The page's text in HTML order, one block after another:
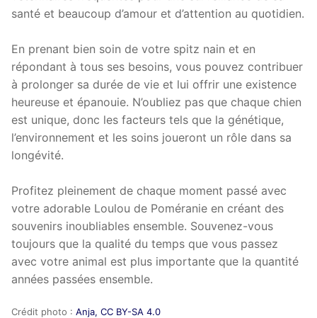
santé et beaucoup d’amour et d’attention au quotidien.
En prenant bien soin de votre spitz nain et en
répondant à tous ses besoins, vous pouvez contribuer
à prolonger sa durée de vie et lui offrir une existence
heureuse et épanouie. N’oubliez pas que chaque chien
est unique, donc les facteurs tels que la génétique,
l’environnement et les soins joueront un rôle dans sa
longévité.
Profitez pleinement de chaque moment passé avec
votre adorable Loulou de Poméranie en créant des
souvenirs inoubliables ensemble. Souvenez-vous
toujours que la qualité du temps que vous passez
avec votre animal est plus importante que la quantité
années passées ensemble.
Crédit photo : Anja, CC BY-SA 4.0